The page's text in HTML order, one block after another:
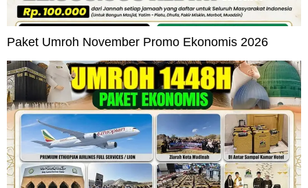
Paket Umroh November Promo Ekonomis 2026